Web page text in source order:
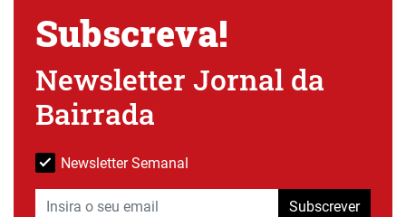
Subscreva!
Newsletter Jornal da
Bairrada
Newsletter Semanal
Subscrever